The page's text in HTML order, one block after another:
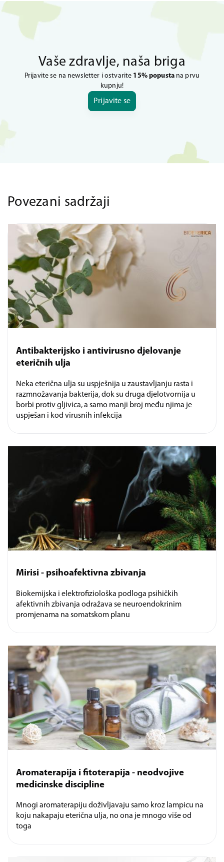
Vaše zdravlje, naša briga
Prijavite se na newsletter i ostvarite 15% popustana prvu
kupnju!
Prijavite se
Povezani sadržaji
Antibakterijsko i antivirusno djelovanje
eteričnih ulja
Neka eterična ulja su uspješnija u zaustavljanju rasta i
razmnožavanja bakterija, dok su druga djelotvornija u
borbi protiv gljivica, a samo manji broj među njima je
uspješan i kod virusnih infekcija
Mirisi - psihoafektivna zbivanja
Biokemijska i elektrofiziološka podloga psihičkih
afektivnih zbivanja odražava se neuroendokrinim
promjenama na somatskom planu
Aromaterapija i fitoterapija - neodvojive
medicinske discipline
Mnogi aromaterapiju doživljavaju samo kroz lampicu na
koju nakapaju eterična ulja, no ona je mnogo više od
toga